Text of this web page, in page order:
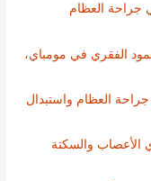
جراحة العظام
الفقري في مومباي،
العظام واستبدال
الأعصاب والسكتة